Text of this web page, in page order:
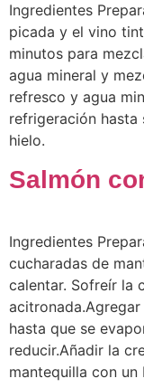
Ingredientes
picada y el vino
minutos para
agua mineral y
refresco y agua
refrigeración hasta
hielo.
Salmón
Ingredientes
cucharadas de
calentar. Sofreír la
hasta que se
reducir.Añadir la
mantequilla con